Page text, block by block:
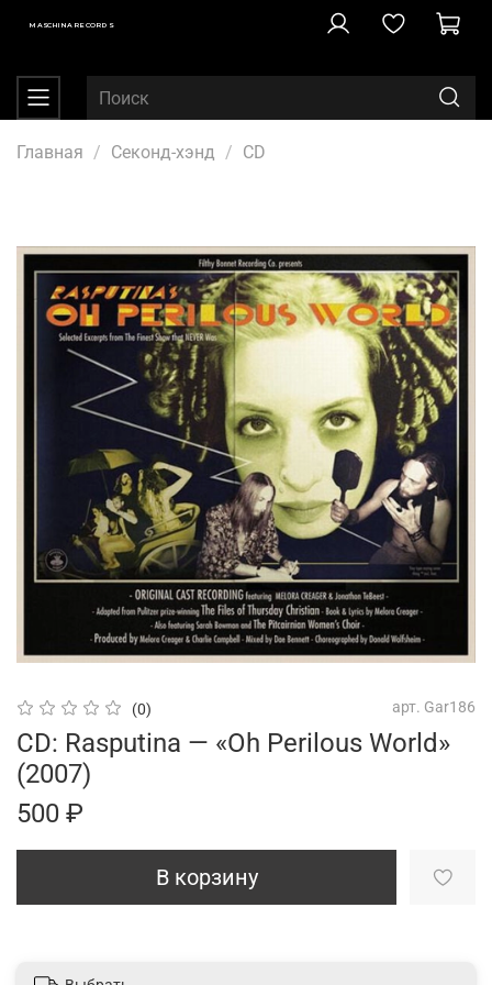
MASCHINA RECORDS
Главная Секонд-хэнд CD
(0) арт. Gar186
CD: Rasputina — «Oh Perilous World»
(2007)
500 ₽
В корзину